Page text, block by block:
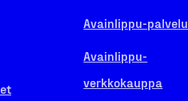
Avainlippu-palvelu
Avainlippu-
verkkokauppa